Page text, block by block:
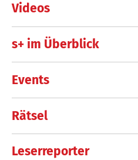
Videos
s+ im Überblick
Events
Rätsel
Leserreporter